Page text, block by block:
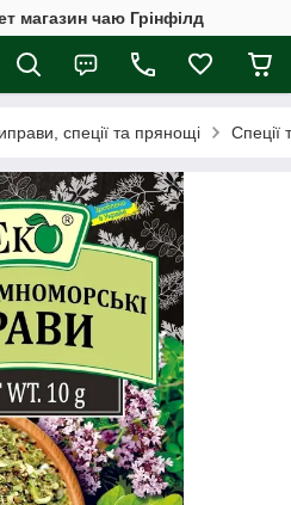
магазин чаю Грінфілд
спеції та прянощі Спеції